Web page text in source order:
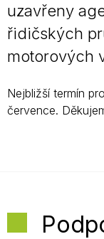
uzavřeny
řidičských
motorových
Nejbližší termín
července.